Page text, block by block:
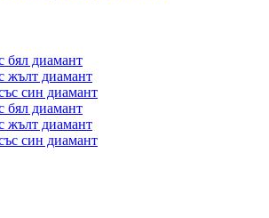
бял диамант
жълт диамант
син диамант
бял диамант
жълт диамант
син диамант